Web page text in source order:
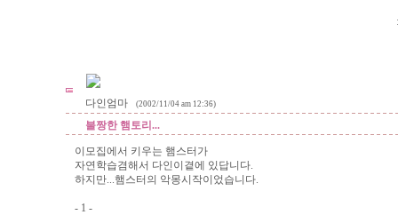
다인엄마 (2002/11/04 am 12:36)
불짱한 햄토리...
이모집에서 키우는 햄스터가
자연학습겸해서 다인이곁에 있답니다.
하지만...햄스터의 악몽시작이었습니다.
- 1 -